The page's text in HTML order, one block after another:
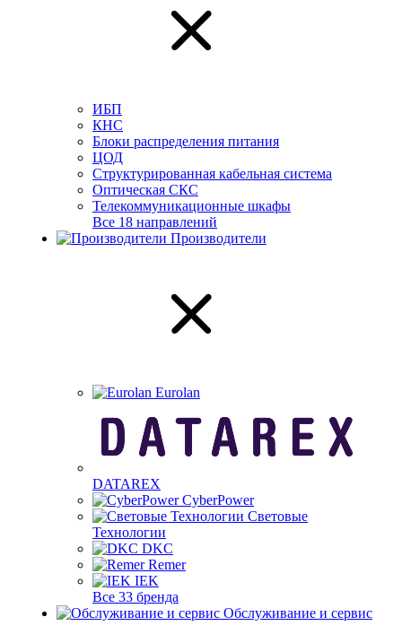
ИБП
КНС
Блоки распределения питания
ЦОД
Структурированная кабельная система
Оптическая СКС
Телекоммуникационные шкафы
Все 18 направлений
Производители
Eurolan
DATAREX
CyberPower
Световые
Технологии
DKC
Remer
IEK
Все 33 бренда
Обслуживание и сервис